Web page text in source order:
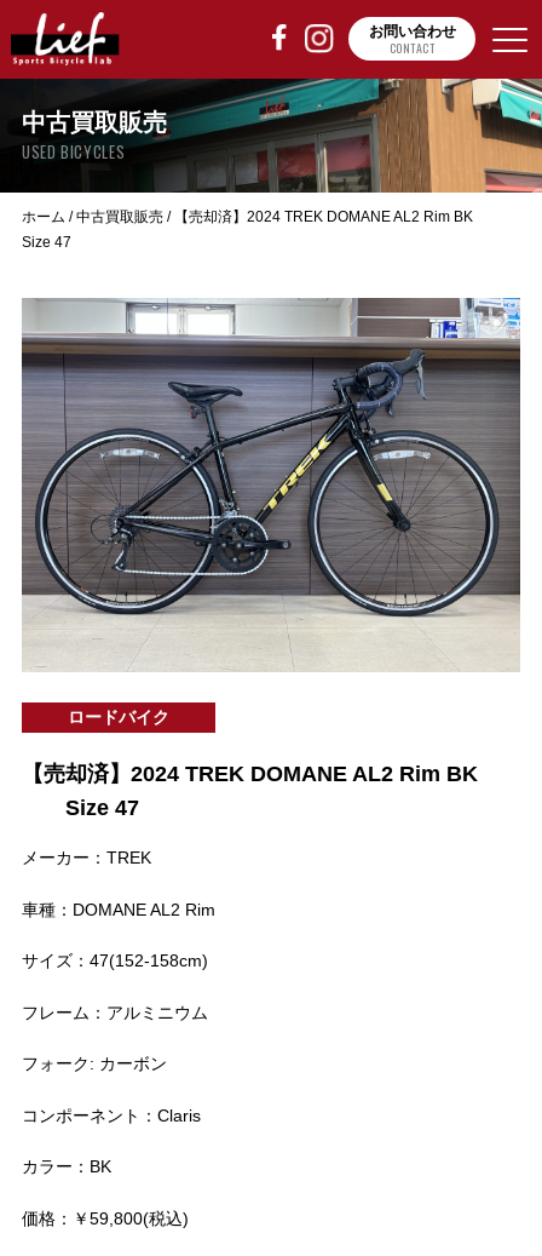
お問い合わせ
CONTACT
中古買取販売
USED BICYCLES
ホーム /中古買取販売/
【売却済】2024 TREK DOMANE AL2 Rim BK
Size 47
ロードバイク
【売却済】2024 TREK DOMANE AL2 Rim BK
Size 47
メーカー：TREK
車種：DOMANE AL2 Rim
サイズ：47(152-158cm)
フレーム：アルミニウム
フォーク: カーボン
コンポーネント：Claris
カラー：BK
価格：￥59,800(税込)